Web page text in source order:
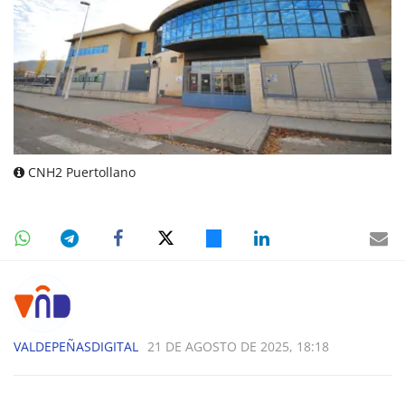
CNH2 Puertollano
VALDEPEÑASDIGITAL 21 DE AGOSTO DE 2025, 18:18